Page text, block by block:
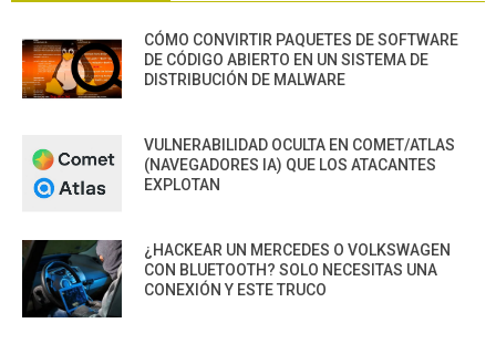
CÓMO CONVIRTIR PAQUETES DE SOFTWARE
DE CÓDIGO ABIERTO EN UN SISTEMA DE
DISTRIBUCIÓN DE MALWARE
VULNERABILIDAD OCULTA EN COMET/ATLAS
(NAVEGADORES IA) QUE LOS ATACANTES
EXPLOTAN
¿HACKEAR UN MERCEDES O VOLKSWAGEN
CON BLUETOOTH? SOLO NECESITAS UNA
CONEXIÓN Y ESTE TRUCO